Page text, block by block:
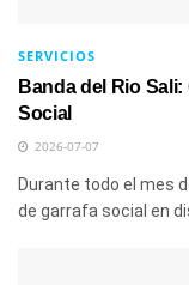
SERVICIOS
Banda del Rio
Social
2026-07-07
Durante todo el mes
de garrafa social en